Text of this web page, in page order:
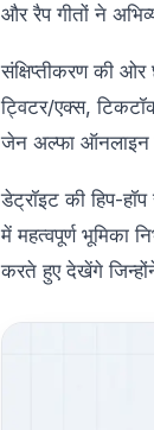
और रैप गीतों ने
संक्षिप्तीकरण की ओर
ट्विटर/एक्स,
जेन अल्फा ऑनलाइन
डेट्रॉइट की हिप-
में महत्वपूर्ण भूमिका
करते हुए देखेंगे